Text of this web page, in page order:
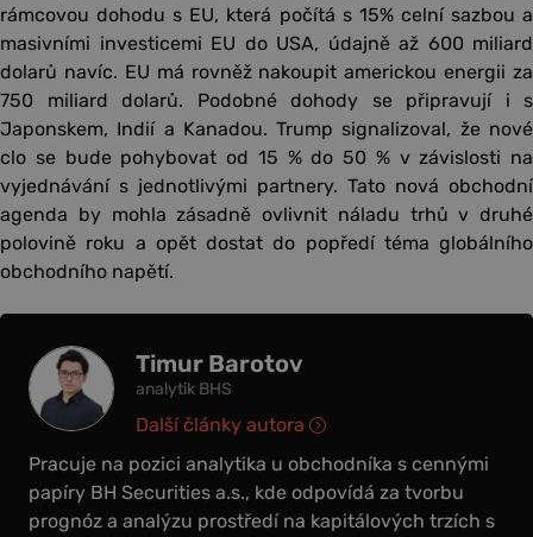
rámcovou dohodu s EU, která počítá s 15% celní sazbou a
masivními investicemi EU do USA, údajně až 600 miliard
dolarů navíc. EU má rovněž nakoupit americkou energii za
750 miliard dolarů. Podobné dohody se připravují i s
Japonskem, Indií a Kanadou. Trump signalizoval, že nové
clo se bude pohybovat od 15 % do 50 % v závislosti na
vyjednávání s jednotlivými partnery. Tato nová obchodní
agenda by mohla zásadně ovlivnit náladu trhů v druhé
polovině roku a opět dostat do popředí téma globálního
obchodního napětí.
Timur Barotov
analytik BHS
Pracuje na pozici analytika u obchodníka s cennými
papíry BH Securities a.s., kde odpovídá za tvorbu
prognóz a analýzu prostředí na kapitálových trzích s
Další články autora